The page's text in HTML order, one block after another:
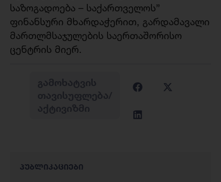
საზოგადოება – საქართველოს”
ფინანსური მხარდაჭერით, გარდამავალი
მართლმსაჯულების საერთაშორისო
ცენტრის მიერ.
პუბლიკაციები